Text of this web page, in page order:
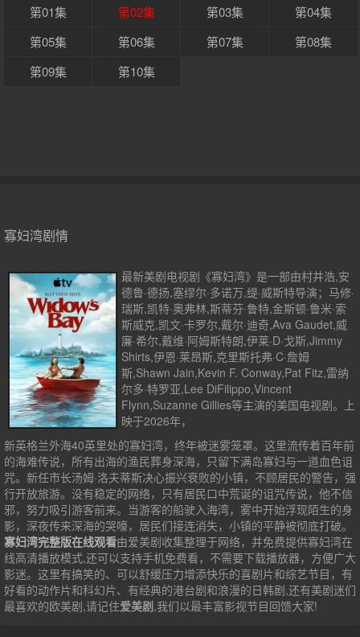
第01集 第02集 第03集
第04集
第05集
第06集 第07集
第08集
第09集
第10集
寡妇湾剧情
最新美剧电视剧《寡妇湾》是一部由村井浩,安
德鲁·德扬,塞缪尔·多诺万,缇·威斯特导演；马修·
瑞斯,凯特·奥弗林,斯蒂芬·鲁特,金斯顿·鲁米·索
斯威克,凯文·卡罗尔,戴尔·迪奇,Ava Gaudet,威
廉·希尔,戴维·阿姆斯特朗,伊莱·D·戈斯,Jimmy
Shirts,伊恩·莱昂斯,克里斯托弗·C·詹姆
斯,Shawn Jain,Kevin F. Conway,Pat Fitz,雷纳
尔多·特罗亚,Lee DiFilippo,Vincent
Flynn,Suzanne Gillies等主演的美国电视剧。上
映于2026年，
新英格兰外海40英里处的寡妇湾，终年被迷雾笼罩。这里流传着百年前
的海难传说，所有出海的渔民葬身深海，只留下满岛寡妇与一道血色诅
咒。新任市长汤姆·洛夫蒂斯决心振兴衰败的小镇，不顾居民的警告，强
行开放旅游。没有稳定的网络，只有居民口中荒诞的诅咒传说，他不信
邪，努力吸引游客前来。当游客的船驶入海湾，雾中开始浮现陌生的身
影，深夜传来深海的哭嚎，居民们接连消失，小镇的平静被彻底打破。
寡妇湾完整版在线观看由爱美剧收集整理于网络，并免费提供寡妇湾在
线高清播放模式,还可以支持手机免费看，不需要下载播放器，方便广大
影迷。这里有搞笑的、可以舒缓压力增添快乐的喜剧片和综艺节目，有
好看的动作片和科幻片、有经典的港台剧和浪漫的日韩剧,还有美剧迷们
最喜欢的欧美剧,请记住爱美剧,我们以最丰富影视节目回馈大家!